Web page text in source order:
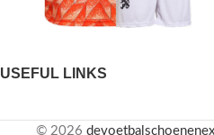
USEFUL LINKS
© 2026